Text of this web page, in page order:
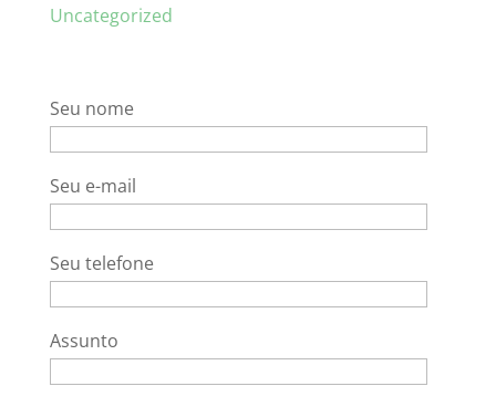
Uncategorized
Seu nome
Seu e-mail
Seu telefone
Assunto